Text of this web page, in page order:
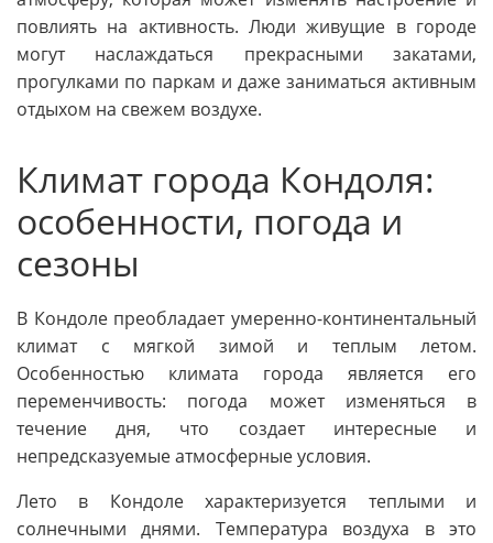
повлиять на активность. Люди живущие в городе
могут наслаждаться прекрасными закатами,
прогулками по паркам и даже заниматься активным
отдыхом на свежем воздухе.
Климат города Кондоля:
особенности, погода и
сезоны
В Кондоле преобладает умеренно-континентальный
климат с мягкой зимой и теплым летом.
Особенностью климата города является его
переменчивость: погода может изменяться в
течение дня, что создает интересные и
непредсказуемые атмосферные условия.
Лето в Кондоле характеризуется теплыми и
солнечными днями. Температура воздуха в это